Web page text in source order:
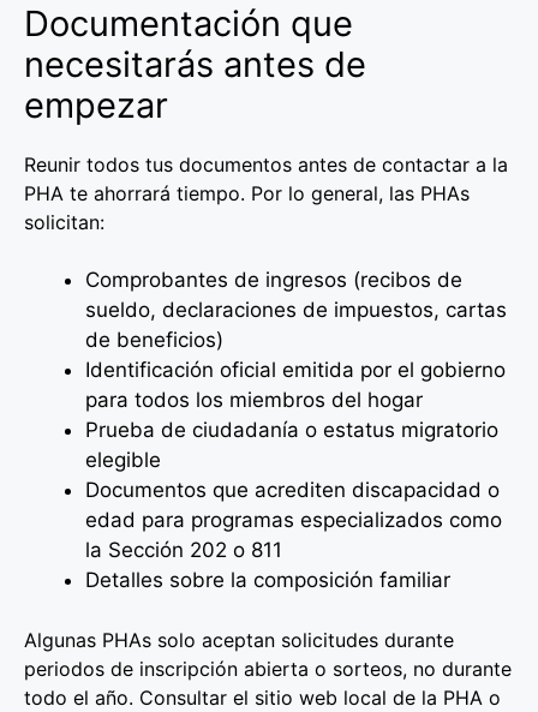
Documentación que
necesitarás antes de
empezar
Reunir todos tus documentos antes de contactar a la
PHA te ahorrará tiempo. Por lo general, las PHAs
solicitan:
Comprobantes de ingresos (recibos de
sueldo, declaraciones de impuestos, cartas
de beneficios)
Identificación oficial emitida por el gobierno
para todos los miembros del hogar
Prueba de ciudadanía o estatus migratorio
elegible
Documentos que acrediten discapacidad o
edad para programas especializados como
la Sección 202 o 811
Detalles sobre la composición familiar
Algunas PHAs solo aceptan solicitudes durante
periodos de inscripción abierta o sorteos, no durante
todo el año. Consultar el sitio web local de la PHA o